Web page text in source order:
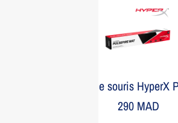
Tapis de souris HyperX
290 MAD